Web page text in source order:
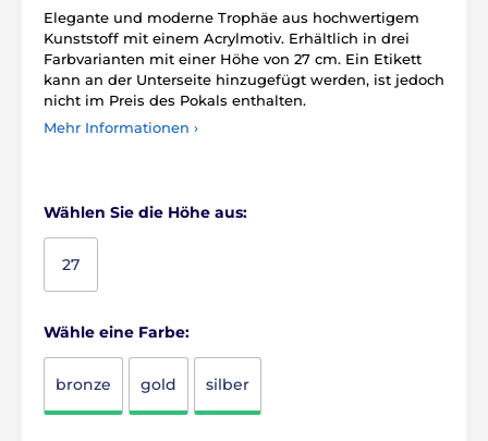
Elegante und moderne Trophäe aus hochwertigem
Kunststoff mit einem Acrylmotiv. Erhältlich in drei
Farbvarianten mit einer Höhe von 27 cm. Ein Etikett
kann an der Unterseite hinzugefügt werden, ist jedoch
nicht im Preis des Pokals enthalten.
Mehr Informationen ›
Wählen Sie die Höhe aus:
27
Wähle eine Farbe:
bronze gold silber